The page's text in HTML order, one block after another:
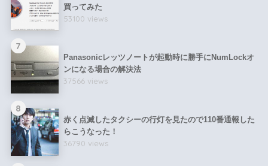
買ってみた
53100 views
7
Panasonicレッツノートが起動時に勝手にNumLockオ
ンになる場合の解決法
37566 views
8
赤く点滅したタクシーの行灯を見たので110番通報した
らこうなった！
36790 views